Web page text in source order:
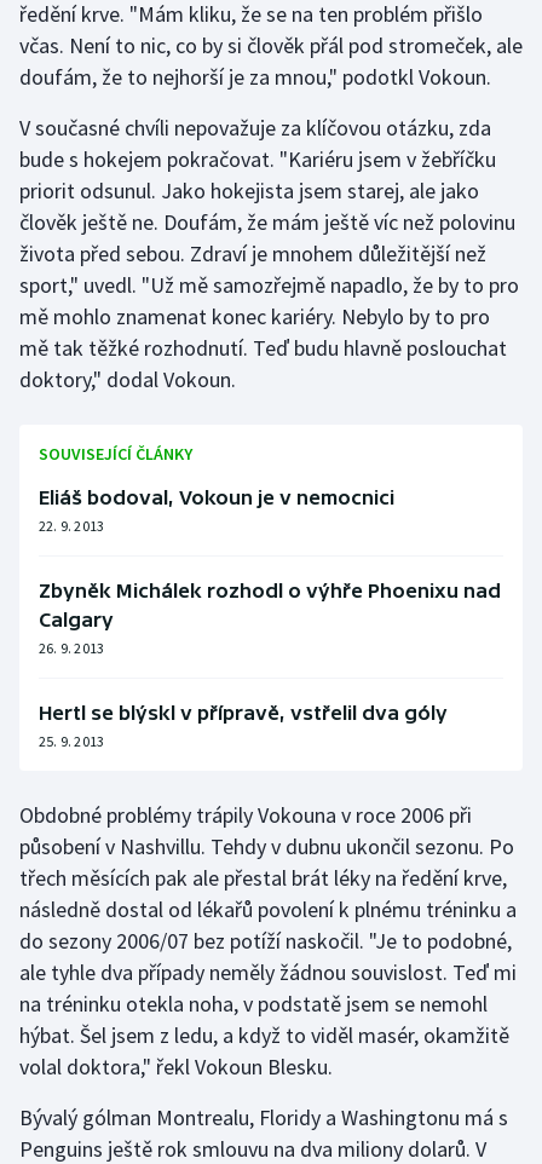
Krasobruslení
Lyže a snowboard
Moderní pětiboj
Motorsport
Olympijské hry
Parasport
Plavání
Plážový volejbal
Rychlobruslení
Short track
Stolní tenis
Triatlon
Veslování
Vodní slalom
Ostatní
ředění krve. "Mám kliku, že se na ten problém přišlo
včas. Není to nic, co by si člověk přál pod stromeček, ale
doufám, že to nejhorší je za mnou," podotkl Vokoun.
V současné chvíli nepovažuje za klíčovou otázku, zda
bude s hokejem pokračovat. "Kariéru jsem v žebříčku
priorit odsunul. Jako hokejista jsem starej, ale jako
člověk ještě ne. Doufám, že mám ještě víc než polovinu
života před sebou. Zdraví je mnohem důležitější než
sport," uvedl. "Už mě samozřejmě napadlo, že by to pro
mě mohlo znamenat konec kariéry. Nebylo by to pro
mě tak těžké rozhodnutí. Teď budu hlavně poslouchat
doktory," dodal Vokoun.
SOUVISEJÍCÍ ČLÁNKY
Eliáš bodoval, Vokoun je v nemocnici
22. 9. 2013
Zbyněk Michálek rozhodl o výhře Phoenixu nad
Calgary
26. 9. 2013
Hertl se blýskl v přípravě, vstřelil dva góly
25. 9. 2013
Obdobné problémy trápily Vokouna v roce 2006 při
působení v Nashvillu. Tehdy v dubnu ukončil sezonu. Po
třech měsících pak ale přestal brát léky na ředění krve,
následně dostal od lékařů povolení k plnému tréninku a
do sezony 2006/07 bez potíží naskočil. "Je to podobné,
ale tyhle dva případy neměly žádnou souvislost. Teď mi
na tréninku otekla noha, v podstatě jsem se nemohl
hýbat. Šel jsem z ledu, a když to viděl masér, okamžitě
volal doktora," řekl Vokoun Blesku.
Bývalý gólman Montrealu, Floridy a Washingtonu má s
Penguins ještě rok smlouvu na dva miliony dolarů. V